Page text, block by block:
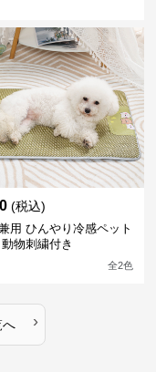
(税込)
用 ひんやり冷感ペット
物刺繍付き
全2色
へ ›